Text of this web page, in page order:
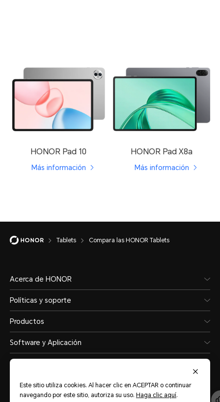
HONOR Pad 10
Más información
HONOR Pad X8a
Más información
Tablets Compara las HONOR Tablets
Acerca de HONOR
Políticas y soporte
Productos
Software y Aplicación
Central America (Español)
Este sitio utiliza cookies. Al hacer clic en ACEPTAR o continuar
navegando por este sitio, autoriza su uso. Haga clic aquí.